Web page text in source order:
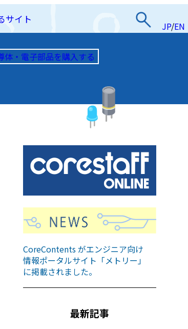
サイト
JP/EN
体・電子部品を購入する
CoreContents がエンジニア向け
情報ポータルサイト「メトリー」
に掲載されました。
最新記事